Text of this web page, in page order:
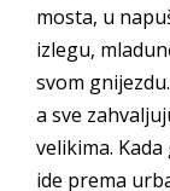
mosta, u
izlegu,
svom
a sve
velikima.
ide prema